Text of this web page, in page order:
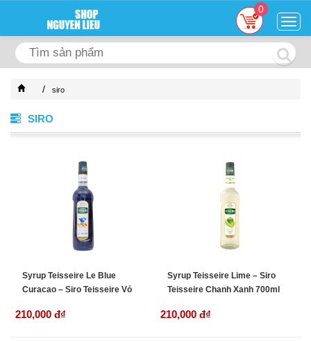
0
/ siro
SIRO
Syrup Teisseire Le Blue
Curacao – Siro Teisseire Vỏ
210,000 đ₫
Syrup Teisseire Lime – Siro
Teisseire Chanh Xanh 700ml
210,000 đ₫